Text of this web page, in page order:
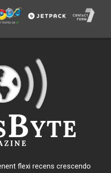
flexi recens crescendo